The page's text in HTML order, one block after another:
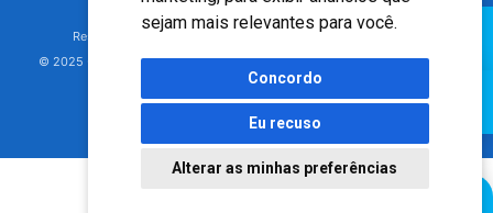
sejam mais relevantes para você.
Concordo
Eu recuso
Alterar as minhas preferências
Responsável Técnico: Dr. Luiz Antonio Nasi - CREMERS 11217
© 2025 - Hospital Moinhos de Vento - Registro Empresa (CRM-RS): 425